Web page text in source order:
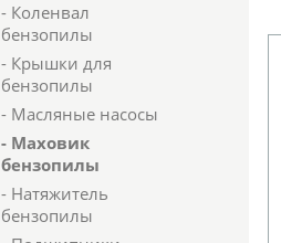
- Коленвал
бензопилы
- Крышки для
бензопилы
- Масляные насосы
- Маховик
бензопилы
- Натяжитель
бензопилы